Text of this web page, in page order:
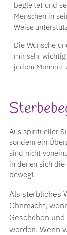
begleitet und
Menschen in
Weise
Die Wünsche
mir sehr
jedem Moment
Aus spiritueller
sondern ein
sind nicht
in denen sich
bewegt.
Als sterbliches
Ohnmacht,
Geschehen
werden. Wenn